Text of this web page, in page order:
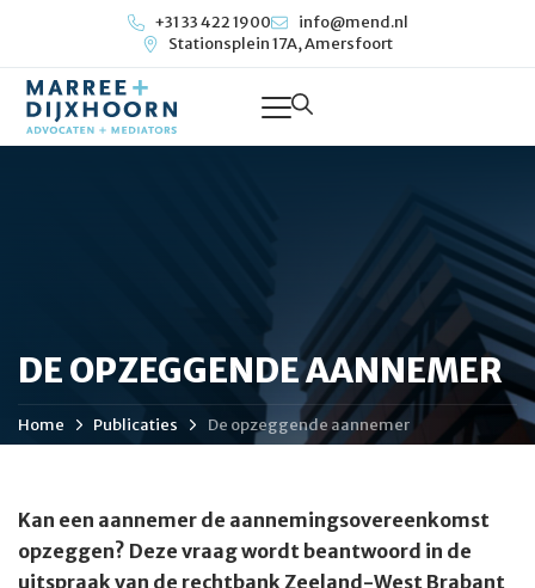
+31 33 422 1900
info@mend.nl
Stationsplein 17A, Amersfoort
DE OPZEGGENDE AANNEMER
Home Publicaties De opzeggende aannemer
Kan een aannemer de aannemingsovereenkomst
opzeggen? Deze vraag wordt beantwoord in de
uitspraak van de rechtbank Zeeland-West Brabant